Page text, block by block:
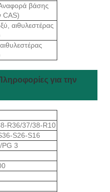
βάσης
CAS)
αιθυλεστέρας
για την
R36/37/38-R10
S26-S16
PG 3